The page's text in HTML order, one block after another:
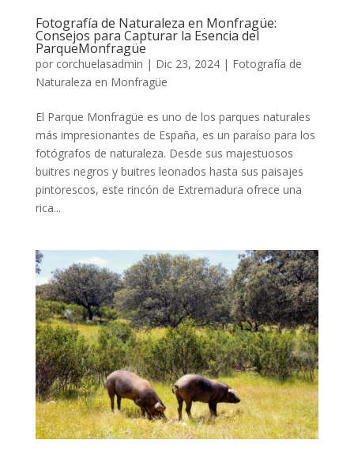
Fotografía de Naturaleza en Monfragüe:
Consejos para Capturar la Esencia del
ParqueMonfragüe
por corchuelasadmin | Dic 23, 2024| Fotografía de
Naturaleza en Monfragüe
El Parque Monfragüe es uno de los parques naturales
más impresionantes de España, es un paraíso para los
fotógrafos de naturaleza. Desde sus majestuosos
buitres negros y buitres leonados hasta sus paisajes
pintorescos, este rincón de Extremadura ofrece una
rica...